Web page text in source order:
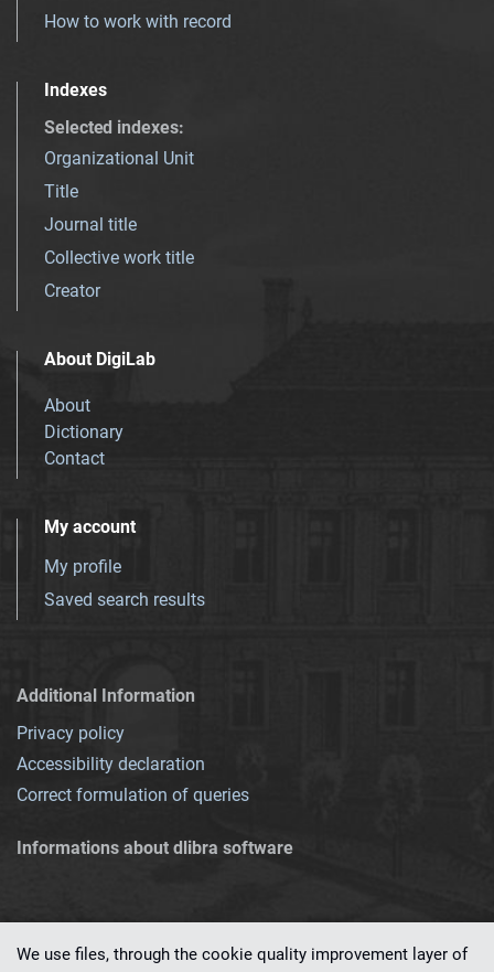
How to work with record
Indexes
Selected indexes:
Organizational Unit
Title
Journal title
Collective work title
Creator
About DigiLab
About
Dictionary
Contact
My account
My profile
Saved search results
Additional Information
Privacy policy
Accessibility declaration
Correct formulation of queries
Informations about dlibra software
We use files, through the cookie quality improvement layer of